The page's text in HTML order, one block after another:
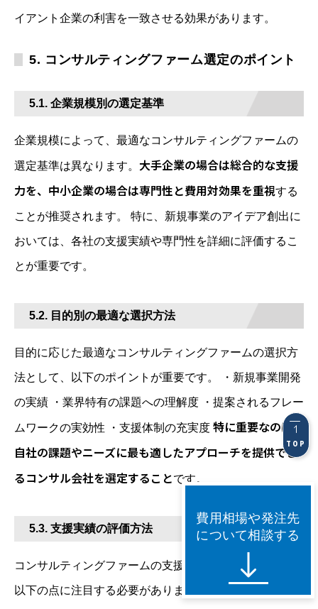
イアント企業の利害を一致させる効果があります。
5. コンサルティングファーム選定のポイント
5.1. 企業規模別の選定基準
企業規模によって、最適なコンサルティングファームの
選定基準は異なります。 大手企業の場合は総合的な支援
力を、中小企業の場合は専門性と費用対効果を重視する
ことが推奨されます。 特に、新規事業のアイデア創出に
おいては、各社の支援実績や専門性を詳細に評価するこ
とが重要です。
5.2. 目的別の最適な選択方法
目的に応じた最適なコンサルティングファームの選択方
法として、以下のポイントが重要です。 ・新規事業開発
の実績 ・業界特有の課題への理解度 ・提案されるフレー
ムワークの実効性 ・支援体制の充実度 特に重要なのは、
自社の課題やニーズに最も適したアプローチを提供でき
るコンサル会社を選定することです。
5.3. 支援実績の評価方法
コンサルティングファームの支援実績を評価する際は、
以下の点に注目する必要があります。 ・類似案件の成功
TOP
費用相場や発注先
について相談する